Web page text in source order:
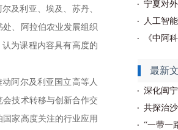
及利亚、埃及、苏丹、
、阿拉伯农业发展组织
为课程内容具有高度的
阿尔及利亚国立高等人
技术转移与创新合作交
家高度关注的行业应用
宁夏对
人工智
《中阿
最新
深化闽
共探治
“一带一